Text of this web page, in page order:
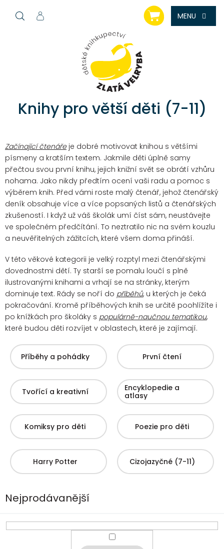
NÁKUPNÍ
KOŠÍK
Knihy pro větší děti (7-11)
Začínající čtenářeje dobré motivovat knihou s většími
písmeny a kratším textem. Jakmile děti úplně samy
přečtou svou první knihu, jejich knižní svět se obrátí vzhůru
nohama. Jako nikdy předtím ocení vaši radu a pomoc s
výběrem knih. Před vámi roste malý čtenář, jehož čtenářský
deník obsahuje více a více popsaných listů a čtenářských
zkušeností. I když už váš školák umí číst sám, neustávejte
ve společném předčítání. To neztratilo nic na svém kouzlu
a neuvěřitelných zážitcích, které všem doma přináší.
V této věkové kategorii je velký rozptyl mezi čtenářskými
dovednostmi dětí. Ty starší se pomalu loučí s plně
ilustrovanými knihami a vrhají se na stránky, kterým
dominuje text. Rády se noří do příběhů, u kterých je čeká
pokračování. Kromě příběhových knih se určitě poohlížíte i
po knížkách pro školáky s populárně-naučnou tematikou,
které budou děti rozvíjet v oblastech, které je zajímají.
Příběhy a pohádky První čtení
Tvořící a kreativní
Encyklopedie a
atlasy
Komiksy pro děti Poezie pro děti
Harry Potter Cizojazyčné (7-11)
Nejprodávanější